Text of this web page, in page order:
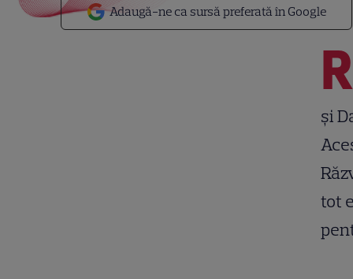
Adaugă-ne ca sursă preferată în Google
R
și
tot